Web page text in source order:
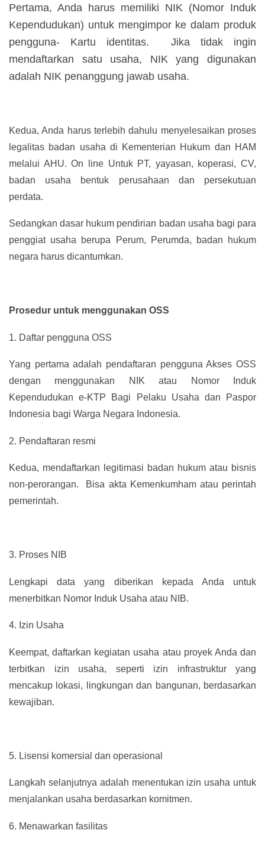
Pertama, Anda harus memiliki NIK (Nomor Induk
Kependudukan) untuk mengimpor ke dalam produk
pengguna- Kartu identitas. Jika tidak ingin
mendaftarkan satu usaha, NIK yang digunakan
adalah NIK penanggung jawab usaha.
Kedua, Anda harus terlebih dahulu menyelesaikan proses
legalitas badan usaha di Kementerian Hukum dan HAM
melalui AHU. On line Untuk PT, yayasan, koperasi, CV,
badan usaha bentuk perusahaan dan persekutuan
perdata.
Sedangkan dasar hukum pendirian badan usaha bagi para
penggiat usaha berupa Perum, Perumda, badan hukum
negara harus dicantumkan.
Prosedur untuk menggunakan OSS
1. Daftar pengguna OSS
Yang pertama adalah pendaftaran pengguna Akses OSS
dengan menggunakan NIK atau Nomor Induk
Kependudukan e-KTP Bagi Pelaku Usaha dan Paspor
Indonesia bagi Warga Negara Indonesia.
2. Pendaftaran resmi
Kedua, mendaftarkan legitimasi badan hukum atau bisnis
non-perorangan. Bisa akta Kemenkumham atau perintah
pemerintah.
3. Proses NIB
Lengkapi data yang diberikan kepada Anda untuk
menerbitkan Nomor Induk Usaha atau NIB.
4. Izin Usaha
Keempat, daftarkan kegiatan usaha atau proyek Anda dan
terbitkan izin usaha, seperti izin infrastruktur yang
mencakup lokasi, lingkungan dan bangunan, berdasarkan
kewajiban.
5. Lisensi komersial dan operasional
Langkah selanjutnya adalah menentukan izin usaha untuk
menjalankan usaha berdasarkan komitmen.
6. Menawarkan fasilitas